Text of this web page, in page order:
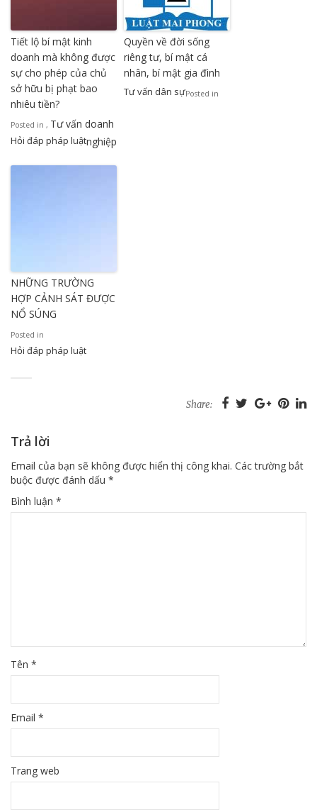
Tiết lộ bí mật kinh
doanh mà không được
sự cho phép của chủ
sở hữu bị phạt bao
nhiêu tiền?
Posted in
Hỏi đáp pháp luật
, Tư vấn doanh
nghiệp
Quyền về đời sống
riêng tư, bí mật cá
nhân, bí mật gia đình
Posted in
Tư vấn dân sự
NHỮNG TRƯỜNG
HỢP CẢNH SÁT ĐƯỢC
NỔ SÚNG
Posted in
Hỏi đáp pháp luật
Share:
Trả lời
Email của bạn sẽ không được hiển thị công khai. Các trường bắt
buộc được đánh dấu *
Bình luận *
Tên *
Email *
Trang web